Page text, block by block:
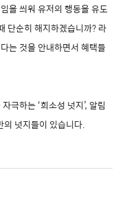
을 씌워 유저의 행동을 유도
단순히 해지하겠습니까? 라
는 것을 안내하면서 혜택들
극하는 ‘희소성 넛지’, 알림
의 넛지들이 있습니다.